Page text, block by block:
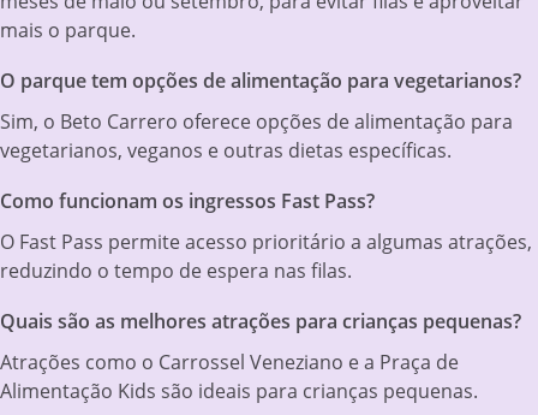
mais o parque.
O parque tem opções de alimentação para vegetarianos?
Sim, o Beto Carrero oferece opções de alimentação para
vegetarianos, veganos e outras dietas específicas.
Como funcionam os ingressos Fast Pass?
O Fast Pass permite acesso prioritário a algumas atrações,
reduzindo o tempo de espera nas filas.
Quais são as melhores atrações para crianças pequenas?
Atrações como o Carrossel Veneziano e a Praça de
Alimentação Kids são ideais para crianças pequenas.